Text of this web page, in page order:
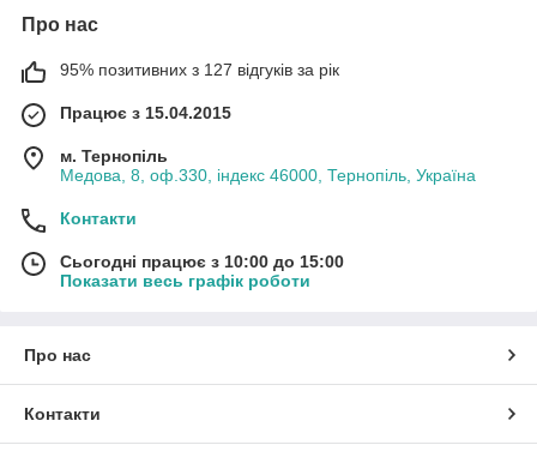
Про нас
95% позитивних з 127 відгуків за рік
Працює з 15.04.2015
м. Тернопіль
Медова, 8, оф.330, індекс 46000, Тернопіль, Україна
Контакти
Сьогодні працює з 10:00 до 15:00
Показати весь графік роботи
Про нас
Контакти